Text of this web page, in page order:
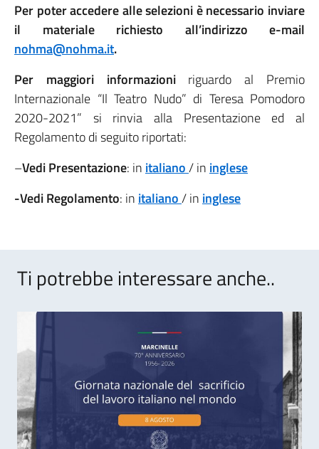
Per poter accedere alle selezioni è necessario inviare
il materiale richiesto all’indirizzo e-mail
nohma@nohma.it.
Per maggiori informazioniriguardo al Premio
Internazionale “Il Teatro Nudo” di Teresa Pomodoro
2020-2021” si rinvia alla Presentazione ed al
Regolamento di seguito riportati:
–Vedi Presentazione: in italiano/ in inglese
-Vedi Regolamento: in italiano/ in inglese
Ti potrebbe interessare anche..